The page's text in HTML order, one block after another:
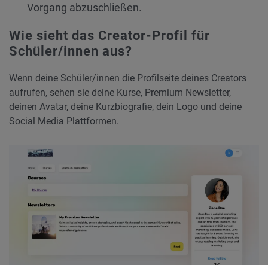
Vorgang abzuschließen.
Wie sieht das Creator-Profil für
Schüler/innen aus?
Wenn deine Schüler/innen die Profilseite deines Creators
aufrufen, sehen sie deine Kurse, Premium Newsletter,
deinen Avatar, deine Kurzbiografie, dein Logo und deine
Social Media Plattformen.